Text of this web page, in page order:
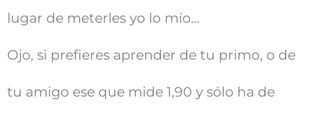
lugar de meterles yo lo mío…
Ojo, si prefieres aprender de tu primo, o de
tu amigo ese que mide 1,90 y sólo ha de